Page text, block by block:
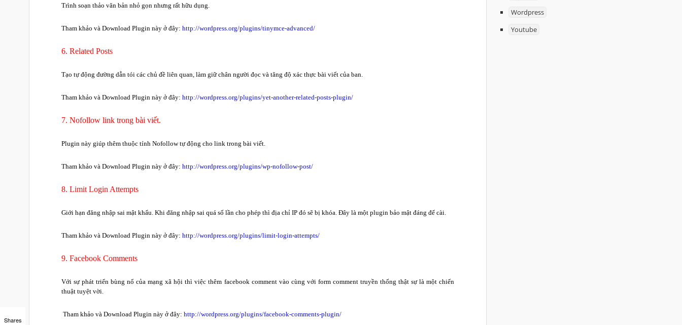
Trình soạn thảo văn bản nhỏ gọn nhưng rất hữu dụng.
Tham khảo và Download Plugin này ở đây: http://wordpress.org/plugins/tinymce-advanced/
6. Related Posts
Tạo tự động đường dẫn tói các chủ đề liên quan, làm giữ chân người đọc và tăng độ xác thực bài viết của ban.
Tham khảo và Download Plugin này ở đây: http://wordpress.org/plugins/yet-another-related-posts-plugin/
7. Nofollow link trong bài viết.
Plugin này giúp thêm thuộc tính Nofollow tự động cho link trong bài viết.
Tham khảo và Download Plugin này ở đây: http://wordpress.org/plugins/wp-nofollow-post/
8. Limit Login Attempts
Giới hạn đăng nhập sai mật khẩu. Khi đăng nhập sai quá số lần cho phép thì địa chỉ IP đó sẽ bị khóa. Đây là một plugin bảo mật đáng để cài.
Tham khảo và Download Plugin này ở đây: http://wordpress.org/plugins/limit-login-attempts/
9. Facebook Comments
Với sự phát triển bùng nổ của mạng xã hội thì việc thêm facebook comment vào cùng với form comment truyền thống thật sự là một chiến
thuật tuyệt vời.
Tham khảo và Download Plugin này ở đây: http://wordpress.org/plugins/facebook-comments-plugin/
Wordpress
Youtube
Shares